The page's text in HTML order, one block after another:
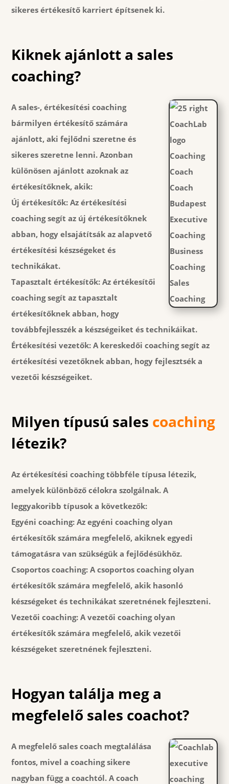
sikeres értékesítő karriert építsenek ki.
Kiknek ajánlott a sales
coaching?
A sales-, értékesítési coaching
bármilyen értékesítő számára
ajánlott, aki fejlődni szeretne és
sikeres szeretne lenni. Azonban
különösen ajánlott azoknak az
értékesítőknek, akik:
Új értékesítők: Az értékesítési
coaching segít az új értékesítőknek
abban, hogy elsajátítsák az alapvető
értékesítési készségeket és
technikákat.
Tapasztalt értékesítők: Az értékesítői
coaching segít az tapasztalt
értékesítőknek abban, hogy
továbbfejlesszék a készségeiket és technikáikat.
Értékesítési vezetők: A kereskedői coaching segít az
értékesítési vezetőknek abban, hogy fejlesztsék a
vezetői készségeiket.
Milyen típusú sales coaching
létezik?
Az értékesítési coaching többféle típusa létezik,
amelyek különböző célokra szolgálnak. A
leggyakoribb típusok a következők:
Egyéni coaching: Az egyéni coaching olyan
értékesítők számára megfelelő, akiknek egyedi
támogatásra van szükségük a fejlődésükhöz.
Csoportos coaching: A csoportos coaching olyan
értékesítők számára megfelelő, akik hasonló
készségeket és technikákat szeretnének fejleszteni.
Vezetői coaching: A vezetői coaching olyan
értékesítők számára megfelelő, akik vezetői
készségeket szeretnének fejleszteni.
Hogyan találja meg a
megfelelő sales coachot?
A megfelelő sales coach megtalálása
fontos, mivel a coaching sikere
nagyban függ a coachtól. A coach